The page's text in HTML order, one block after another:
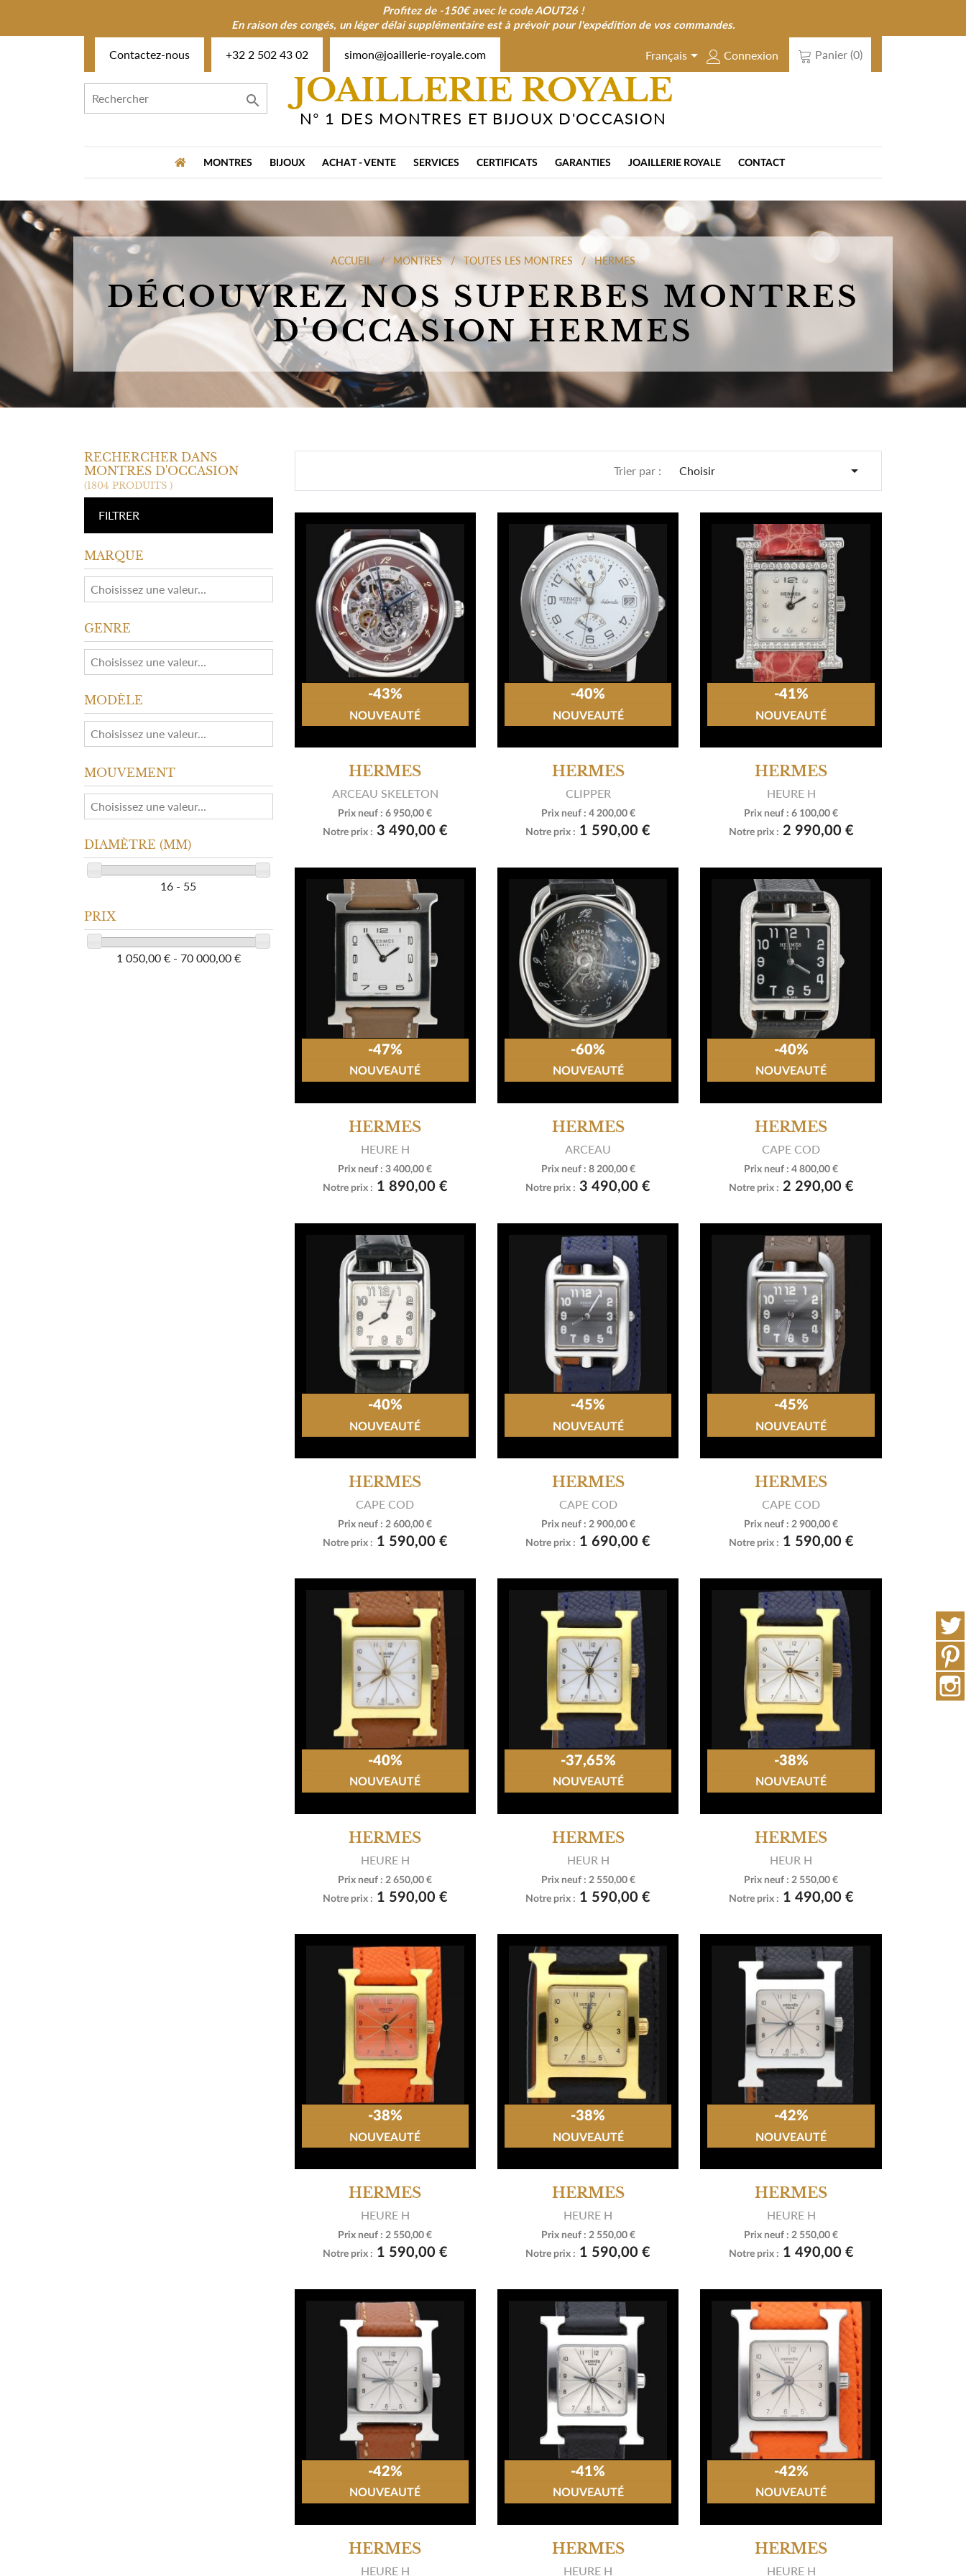
Profitez de -150€ avec le code AOUT26 !
En raison des congés, un léger délai supplémentaire est à prévoir pour l'expédition de vos commandes.
Contactez-nous +32 2 502 43 02 simon@joaillerie-royale.com Français Connexion Panier (0)
 JOAILLERIE ROYALE
N° 1 DES MONTRES ET BIJOUX D'OCCASION
MONTRES BIJOUX ACHAT - VENTE SERVICES CERTIFICATS GARANTIES JOAILLERIE ROYALE CONTACT
ACCUEIL MONTRES TOUTES LES MONTRES HERMES
DÉCOUVREZ NOS SUPERBES MONTRES
D'OCCASION HERMES
HERMES
RECHERCHER DANS
MONTRES D'OCCASION
(1804 PRODUITS )
FILTRER
MARQUE
GENRE
MODÈLE
MOUVEMENT
DIAMÈTRE (MM)
16 - 55
PRIX
1 050,00 € - 70 000,00 €
Trier par : Choisir 
HERMES
ARCEAU SKELETON
Prix neuf : 6 950,00 €
Notre prix : 3 490,00 €
-43%
NOUVEAUTÉ
 Voir le produit
HERMES
CLIPPER
Prix neuf : 4 200,00 €
Notre prix : 1 590,00 €
-40%
NOUVEAUTÉ
 Voir le produit
HERMES
HEURE H
Prix neuf : 6 100,00 €
Notre prix : 2 990,00 €
-41%
NOUVEAUTÉ
 Voir le produit
HERMES
HEURE H
Prix neuf : 3 400,00 €
Notre prix : 1 890,00 €
-47%
NOUVEAUTÉ
 Voir le produit
HERMES
ARCEAU
Prix neuf : 8 200,00 €
Notre prix : 3 490,00 €
-60%
NOUVEAUTÉ
 Voir le produit
HERMES
CAPE COD
Prix neuf : 4 800,00 €
Notre prix : 2 290,00 €
-40%
NOUVEAUTÉ
 Voir le produit
HERMES
CAPE COD
Prix neuf : 2 600,00 €
Notre prix : 1 590,00 €
-40%
NOUVEAUTÉ
 Voir le produit
HERMES
CAPE COD
Prix neuf : 2 900,00 €
Notre prix : 1 690,00 €
-45%
NOUVEAUTÉ
 Voir le produit
HERMES
CAPE COD
Prix neuf : 2 900,00 €
Notre prix : 1 590,00 €
-45%
NOUVEAUTÉ
 Voir le produit
HERMES
HEURE H
Prix neuf : 2 650,00 €
Notre prix : 1 590,00 €
-40%
NOUVEAUTÉ
 Voir le produit
HERMES
HEUR H
Prix neuf : 2 550,00 €
Notre prix : 1 590,00 €
-37,65%
NOUVEAUTÉ
 Voir le produit
HERMES
HEUR H
Prix neuf : 2 550,00 €
Notre prix : 1 490,00 €
-38%
NOUVEAUTÉ
 Voir le produit
HERMES
HEURE H
Prix neuf : 2 550,00 €
Notre prix : 1 590,00 €
-38%
NOUVEAUTÉ
 Voir le produit
HERMES
HEURE H
Prix neuf : 2 550,00 €
Notre prix : 1 590,00 €
-38%
NOUVEAUTÉ
 Voir le produit
HERMES
HEURE H
Prix neuf : 2 550,00 €
Notre prix : 1 490,00 €
-42%
NOUVEAUTÉ
 Voir le produit
HERMES
HEURE H
-42%
NOUVEAUTÉ
HERMES
HEURE H
-41%
NOUVEAUTÉ
HERMES
HEURE H
-42%
NOUVEAUTÉ